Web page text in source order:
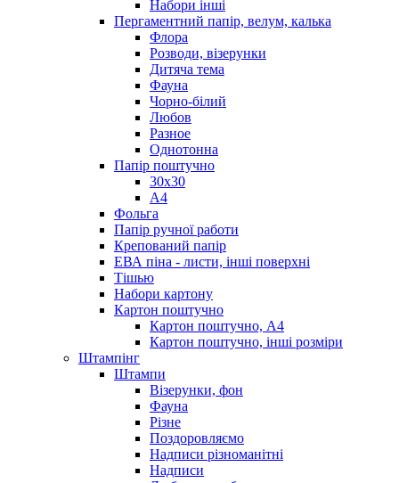
Набори інші
Пергаментний папір, велум, калька
Флора
Розводи, візерунки
Дитяча тема
Фауна
Чорно-білий
Любов
Разное
Однотонна
Папір поштучно
30х30
А4
Фольга
Папір ручної работи
Крепований папір
ЕВА піна - листи, інші поверхні
Тішью
Набори картону
Картон поштучно
Картон поштучно, А4
Картон поштучно, інші розміри
Штампінг
Штампи
Візерунки, фон
Фауна
Різне
Поздоровляємо
Надписи різноманітні
Надписи